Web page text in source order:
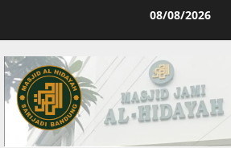
08/08/2026